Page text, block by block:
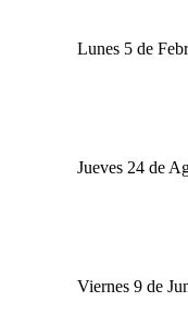
Lunes 5 de
Jueves 24 de
Viernes 9 de